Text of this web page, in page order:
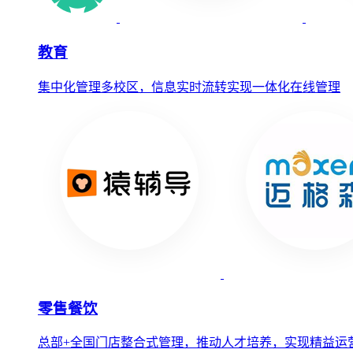
教育
集中化管理多校区，信息实时流转实现一体化在线管理
零售餐饮
总部+全国门店整合式管理，推动人才培养，实现精益运